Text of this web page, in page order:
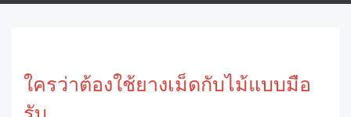
ใครว่าต้องใช้ยางเม็ดกับไม้แบบมือ